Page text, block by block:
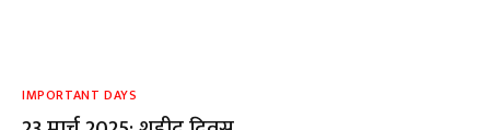
IMPORTANT DAYS